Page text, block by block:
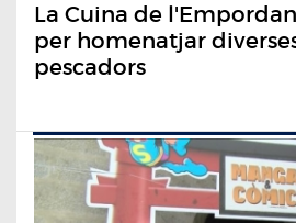
La Cuina de
per homenatjar
pescadors